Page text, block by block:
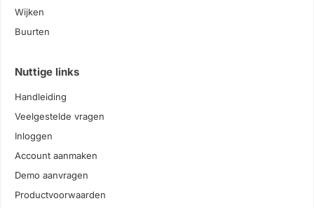
Wijken
Buurten
Nuttige links
Handleiding
Veelgestelde vragen
Inloggen
Account aanmaken
Demo aanvragen
Productvoorwaarden